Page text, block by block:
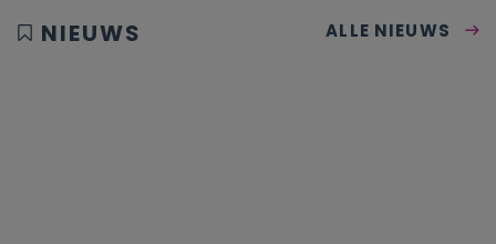
NIEUWS ALLE NIEUWS